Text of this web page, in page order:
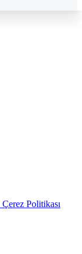
Çerez Politikası